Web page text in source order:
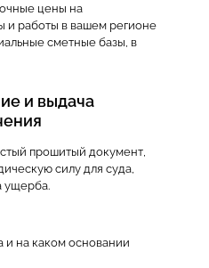
цены на
и работы в вашем регионе
сметные базы, в
и выдача
прошитый документ,
силу для суда,
ущерба.
и на каком основании